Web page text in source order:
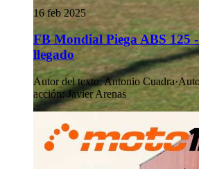
16 feb 2025
FB Mondial Piega ABS 125
llegado
Autor del texto:Antonio Cuadra·
acción: Javier Arenas